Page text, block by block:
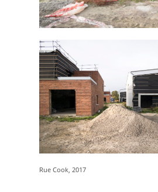
Rue Cook, 2017